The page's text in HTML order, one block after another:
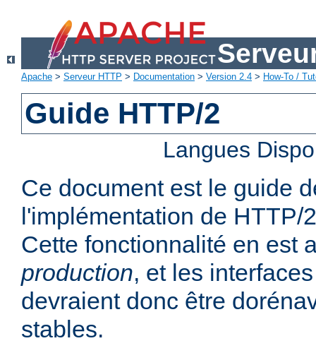
Apache > Serveur HTTP > Documentation > Version 2.4 > How-To /
Guide HTTP/2
Langues
Ce document est le guide
l'implémentation de HTTP/
Cette fonctionnalité en est
production, et les
devraient donc être
stables.